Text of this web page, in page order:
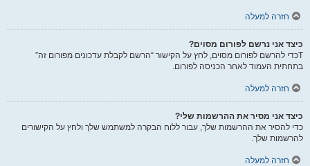
חזרה למעלה
כיצד אני נרשם לפורום מסוים?
Tכדי להרשם לפורום מסוים, לחץ על הקישור “הרשם לקבלת עדכונים מפורום זה”
בתחתית העמוד לאחר הכניסה לפורום.
חזרה למעלה
כיצד אני מסיר את ההרשמות שלי?
כדי להסיר את ההרשמות שלך, עבור ללוח הבקרה למשתמש שלך ולחץ על הקישורים
להרשמות שלך.
חזרה למעלה